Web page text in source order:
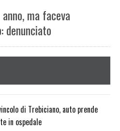
ma faceva
denunciato
di Trebiciano, auto prende
in ospedale